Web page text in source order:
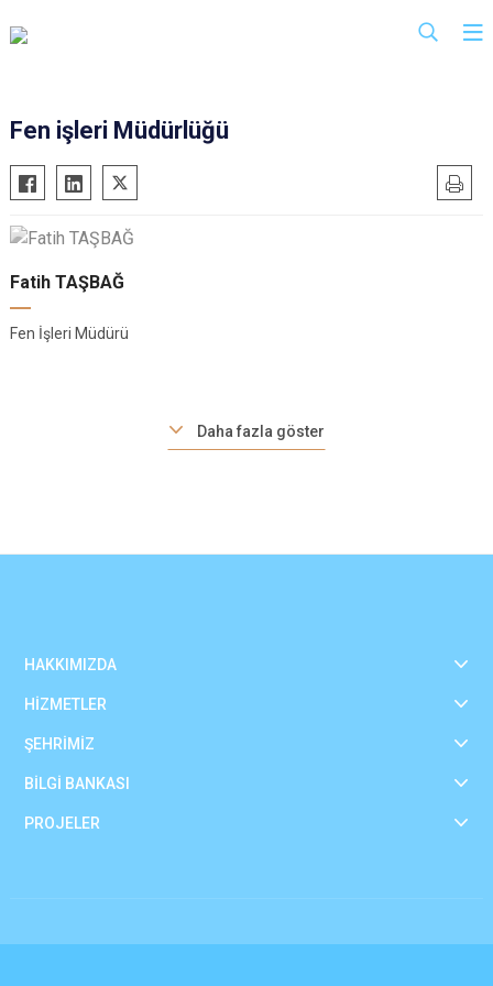
Fen işleri Müdürlüğü
Fatih TAŞBAĞ
Fen İşleri Müdürü
Daha fazla göster
HAKKIMIZDA
HİZMETLER
ŞEHRİMİZ
BİLGİ BANKASI
PROJELER